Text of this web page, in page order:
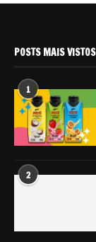
POSTS MAIS VISTOS
1
2